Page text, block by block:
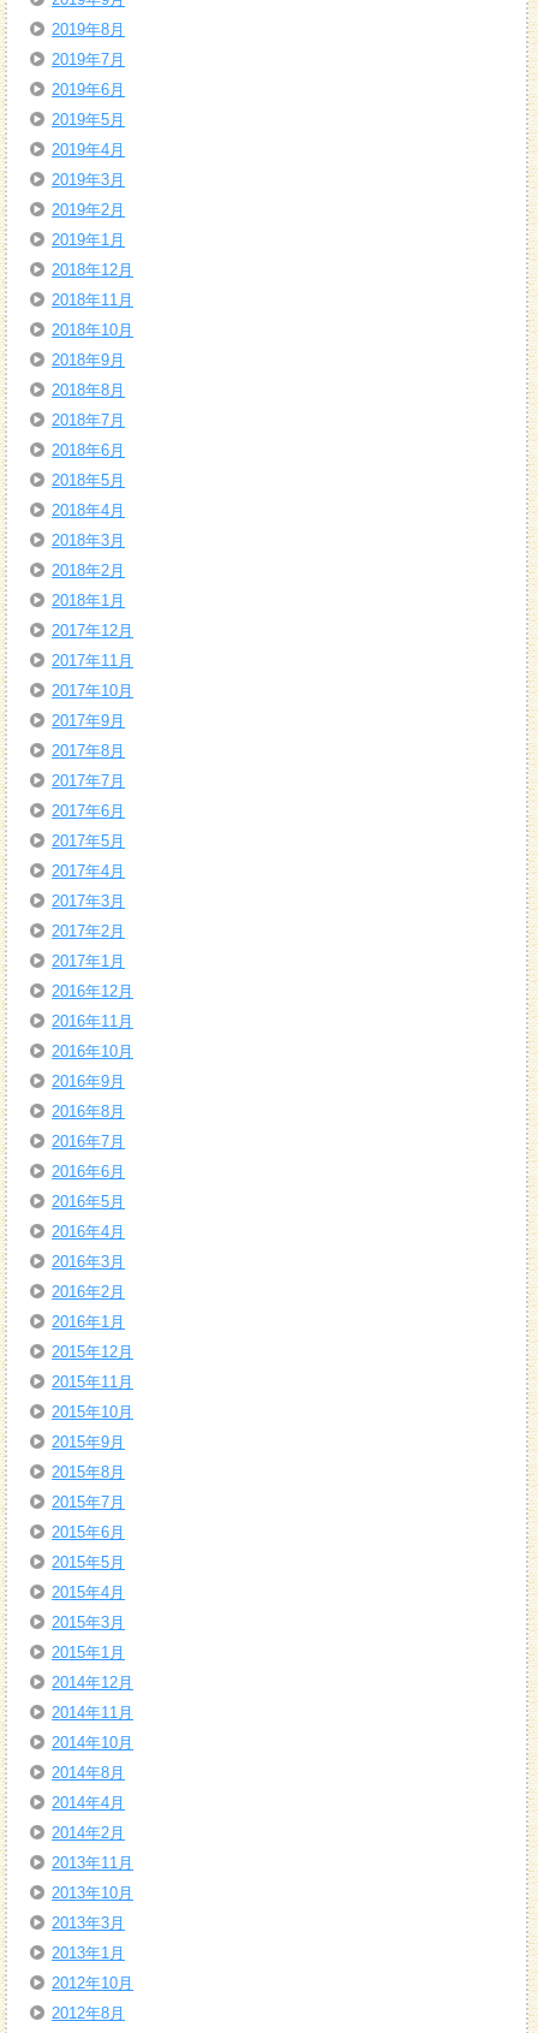
2019年8月
2019年7月
2019年6月
2019年5月
2019年4月
2019年3月
2019年2月
2019年1月
2018年12月
2018年11月
2018年10月
2018年9月
2018年8月
2018年7月
2018年6月
2018年5月
2018年4月
2018年3月
2018年2月
2018年1月
2017年12月
2017年11月
2017年10月
2017年9月
2017年8月
2017年7月
2017年6月
2017年5月
2017年4月
2017年3月
2017年2月
2017年1月
2016年12月
2016年11月
2016年10月
2016年9月
2016年8月
2016年7月
2016年6月
2016年5月
2016年4月
2016年3月
2016年2月
2016年1月
2015年12月
2015年11月
2015年10月
2015年9月
2015年8月
2015年7月
2015年6月
2015年5月
2015年4月
2015年3月
2015年1月
2014年12月
2014年11月
2014年10月
2014年8月
2014年4月
2014年2月
2013年11月
2013年10月
2013年3月
2013年1月
2012年10月
2012年8月